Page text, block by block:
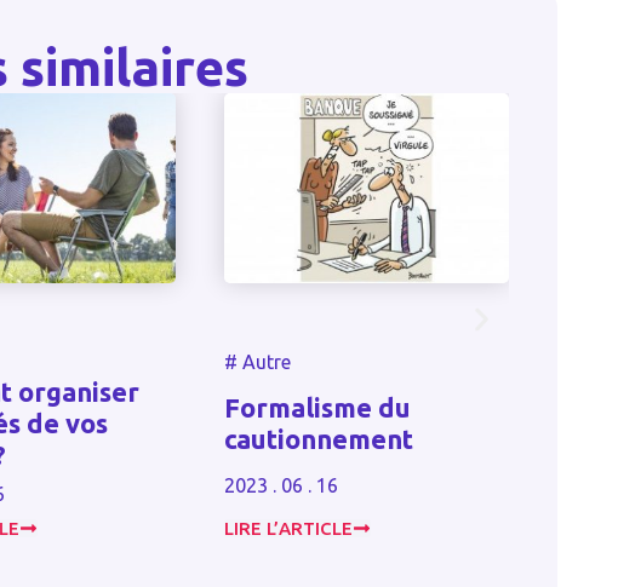
similaires
organiser
de vos
# Autre
Formalisme du
cautionnement
2023 . 06 . 16
LIRE L’ARTICLE